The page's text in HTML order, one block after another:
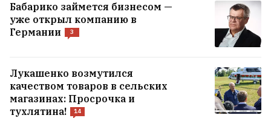
Бабарико займется бизнесом —
уже открыл компанию в
Германии
3
Лукашенко возмутился
качеством товаров в сельских
магазинах: Просрочка и
тухлятина!
14